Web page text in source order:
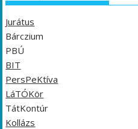
Jurátus
Bárczium
PBÚ
BIT
PersPeKtíva
LáTÓKör
TátKontúr
Kollázs